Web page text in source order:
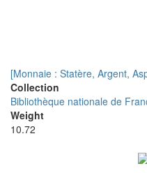
[Monnaie : Statère, Argent,
Collection
Bibliothèque nationale de
Weight
10.72